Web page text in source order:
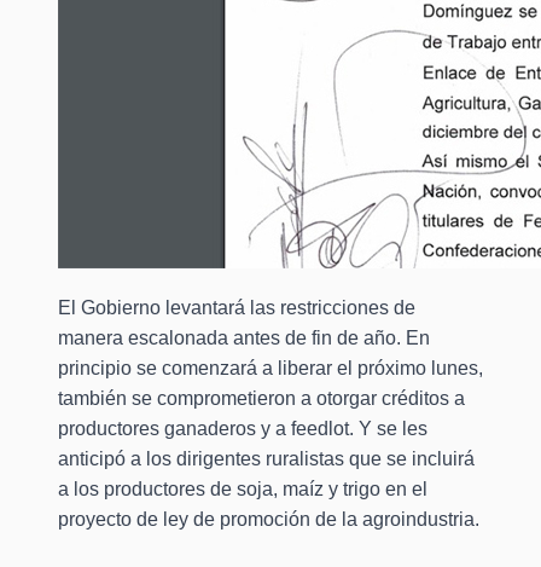
El Gobierno levantará las restricciones de
manera escalonada antes de fin de año. En
principio se comenzará a liberar el próximo lunes,
también se comprometieron a otorgar créditos a
productores ganaderos y a feedlot. Y se les
anticipó a los dirigentes ruralistas que se incluirá
a los productores de soja, maíz y trigo en el
proyecto de ley de promoción de la agroindustria.